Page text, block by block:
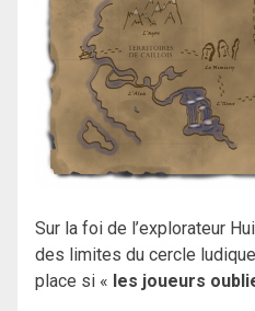
Sur la foi de l’explorateur
des limites du cercle
place si « les joueurs